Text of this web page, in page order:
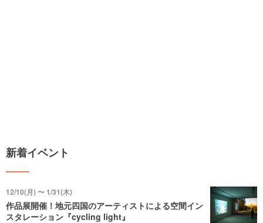
新着イベント
12/10(月) 〜 1/31(木)
作品展開催！地元四国のアーティストによる空間イン
スタレーション『cycling light』